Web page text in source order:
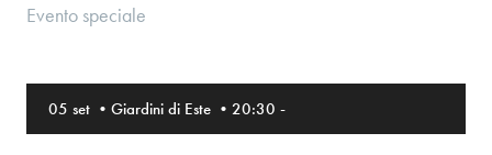
Evento speciale
05 set • Giardini di Este • 20:30 -